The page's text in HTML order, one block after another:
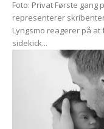
Foto: Privat Første gang publisert i Trønder avisa Innlegget
representerer skribentens egne
Lyngsmo reagerer på
sidekick...